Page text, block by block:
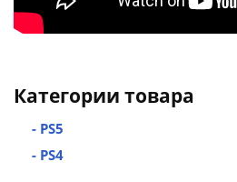
Категории товара
- PS5
- PS4